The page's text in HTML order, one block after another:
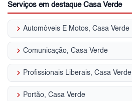
Serviços em destaque Casa Verde
keyboard_arrow_right Automóveis E Motos, Casa Verde
keyboard_arrow_right Comunicação, Casa Verde
keyboard_arrow_right Profissionais Liberais, Casa Verde
keyboard_arrow_right Portão, Casa Verde